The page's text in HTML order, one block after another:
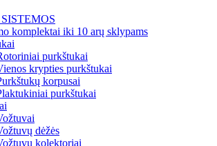
komplektai iki 10 arų sklypams
purkštukai
krypties purkštukai
korpusai
purkštukai
dėžės
kolektoriai